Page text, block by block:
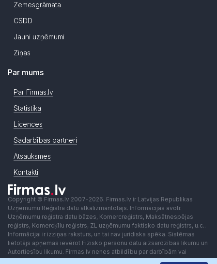
Zemesgrāmata
CSDD
Jauni uzņēmumi
Ziņas
Par mums
Par Firmas.lv
Statistika
Licences
Sadarbības partneri
Atsauksmes
Kontakti
Copyright © Firmas.lv 2007-2026. Firmas.lv ir Latvijas Republikas
Uzņēmumu Reģistra datu atkalizmantotājs. Informācijas avoti:
Uzņēmumu reģistra datu bāzes, Komercreģistrs, Maksātnespējas
reģistrs, Komercķīlu reģistrs, ZL uzņēmumu faktisko datu reģistrs, u.c..
Informācijai ir izziņas raksturs, un tai nav juridiska spēka. Sistēmas
lietotājs apņemas ievērot Fizisko personu datu aizsardzības likumu un
Autortiesību likumu. Firmas.lv nenes atbildību par darbībām vai
lēmumiem, kas balstīti uz saņemto pakalpojumu. Lietotājam aizliegts